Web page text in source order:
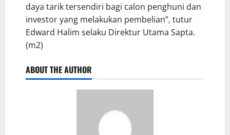
daya tarik tersendiri bagi calon penghuni dan
investor yang melakukan pembelian”, tutur
Edward Halim selaku Direktur Utama Sapta.
(m2)
ABOUT THE AUTHOR